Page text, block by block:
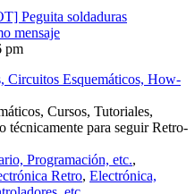
Peguita soldaduras
mensaje
pm
Circuitos Esquemáticos, How-
Cursos, Tutoriales,
técnicamente para seguir Retro-
Programación, etc.,
Retro, Electrónica,